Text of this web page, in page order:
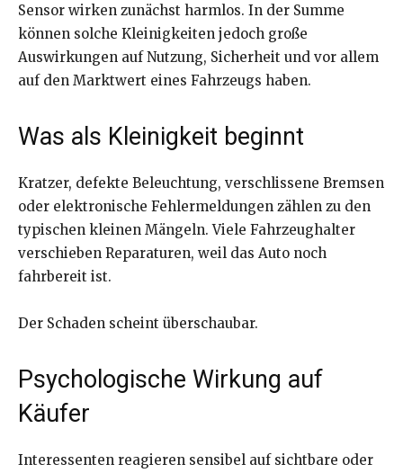
Sensor wirken zunächst harmlos. In der Summe
können solche Kleinigkeiten jedoch große
Auswirkungen auf Nutzung, Sicherheit und vor allem
auf den Marktwert eines Fahrzeugs haben.
Was als Kleinigkeit beginnt
Kratzer, defekte Beleuchtung, verschlissene Bremsen
oder elektronische Fehlermeldungen zählen zu den
typischen kleinen Mängeln. Viele Fahrzeughalter
verschieben Reparaturen, weil das Auto noch
fahrbereit ist.
Der Schaden scheint überschaubar.
Psychologische Wirkung auf
Käufer
Interessenten reagieren sensibel auf sichtbare oder